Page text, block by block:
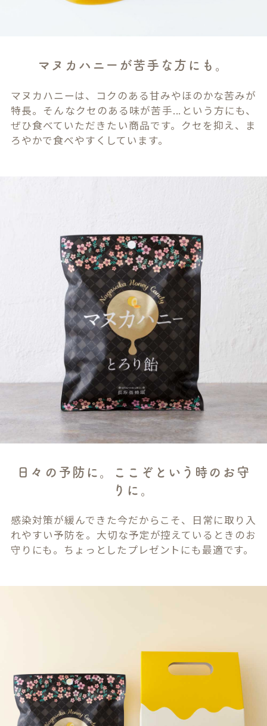
マヌカハニーが苦手な方にも。
マヌカハニーは、コクのある甘みやほのかな苦みが
特長。そんなクセのある味が苦手...という方にも、
ぜひ食べていただきたい商品です。クセを抑え、ま
ろやかで食べやすくしています。
日々の予防に。ここぞという時のお守
りに。
感染対策が緩んできた今だからこそ、日常に取り入
れやすい予防を。大切な予定が控えているときのお
守りにも。ちょっとしたプレゼントにも最適です。